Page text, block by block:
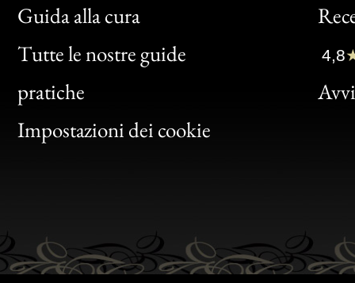
Guida alla cura
Tutte le nostre guide
pratiche
Impostazioni dei cookie
Bon
Clic
Bon
4,8